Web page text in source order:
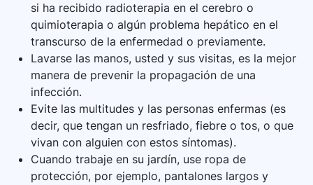
si ha recibido radioterapia en el cerebro o
quimioterapia o algún problema hepático en el
transcurso de la enfermedad o previamente.
Lavarse las manos, usted y sus visitas, es la mejor
manera de prevenir la propagación de una
infección.
Evite las multitudes y las personas enfermas (es
decir, que tengan un resfriado, fiebre o tos, o que
vivan con alguien con estos síntomas).
Cuando trabaje en su jardín, use ropa de
protección, por ejemplo, pantalones largos y